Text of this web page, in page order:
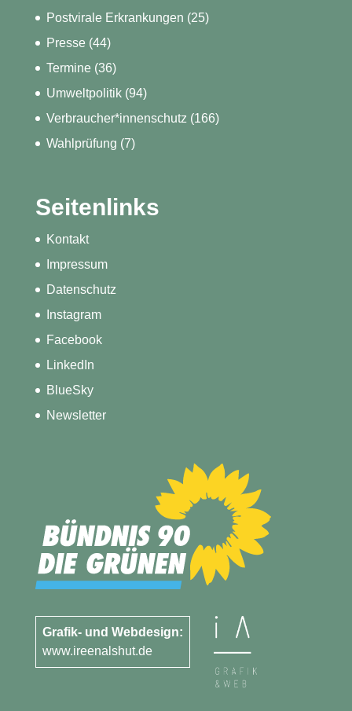
Postvirale Erkrankungen (25)
Presse(44)
Termine(36)
Umweltpolitik(94)
Verbraucher*innenschutz (166)
Wahlprüfung (7)
Seitenlinks
Kontakt
Impressum
Datenschutz
Instagram
Facebook
LinkedIn
BlueSky
Newsletter
Grafik- und Webdesign:
www.ireenalshut.de